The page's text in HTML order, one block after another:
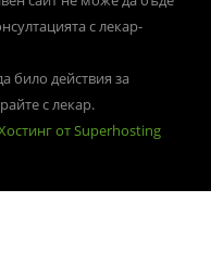
с лекар-
било действия за
с лекар.
от Superhosting